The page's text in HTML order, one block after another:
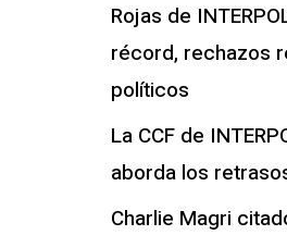
Rojas de
récord, rechazos
políticos
La CCF de
aborda los
Charlie Magri